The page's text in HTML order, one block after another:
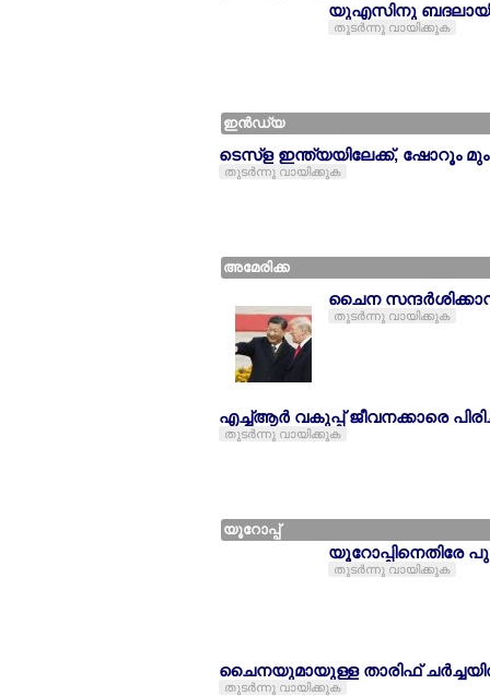
യുഎസിനു ബദലായി
തുടര്‍ന്നു വായിക്കുക
ഇന്‍ഡ്യ
ടെസ്ള ഇന്ത്യയിലേക്ക്, ഷോറൂം
തുടര്‍ന്നു വായിക്കുക
അമേരിക്ക
ചൈന
തുടര്‍ന്നു വായിക്കുക
എച്ച്ആര്‍ വകുപ്പ് ജീവനക്കാരെ
തുടര്‍ന്നു വായിക്കുക
യൂറോപ്പ്
യൂറോപ്പിനെതിരേ
തുടര്‍ന്നു വായിക്കുക
ചൈനയുമായുള്ള താരിഫ്
തുടര്‍ന്നു വായിക്കുക